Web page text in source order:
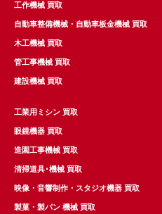
工作機械 買取
自動車整備機械・自動車板金機械 買取
木工機械 買取
管工事機械 買取
建設機械 買取
工業用ミシン 買取
眼鏡機器 買取
造園工事機械 買取
清掃道具･機械 買取
映像・音響制作・スタジオ機器 買取
製菓・製パン 機械 買取